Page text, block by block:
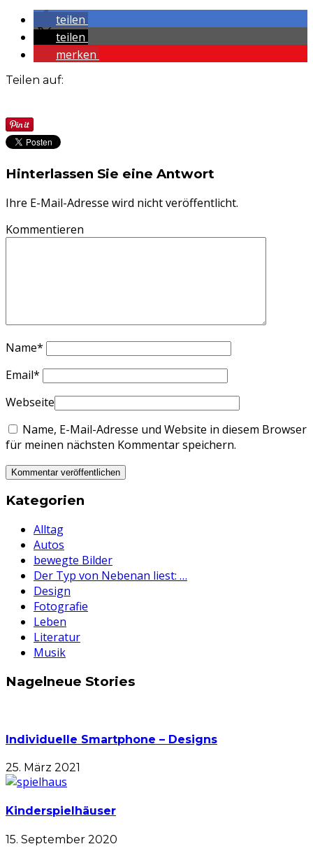
teilen
teilen
merken
Teilen auf:
Hinterlassen Sie eine Antwort
Ihre E-Mail-Adresse wird nicht veröffentlicht.
Kommentieren
Name*
Email*
Webseite
Name, E-Mail-Adresse und Website in diesem Browser
für meinen nächsten Kommentar speichern.
Kategorien
Alltag
Autos
bewegte Bilder
Der Typ von Nebenan liest: …
Design
Fotografie
Leben
Literatur
Musik
Nagelneue Stories
Individuelle Smartphone – Designs
25. März 2021
Kinderspielhäuser
15. September 2020